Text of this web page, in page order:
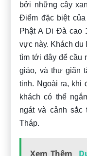
bởi những cây
Điểm đặc biệt
Phật A Di Đà cao
vực này. Khách du
tìm tới đây để cầu
giáo, và thư giãn
tịnh. Ngoài ra, khi
khách có thể
ngát và cảnh sắc
Tháp.
Xem Thêm